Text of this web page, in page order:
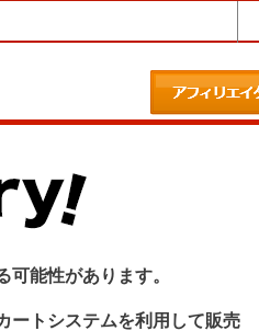
能性があります。
ートシステムを利用して販売